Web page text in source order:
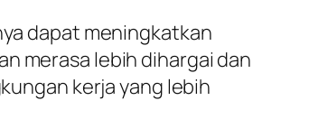
dapat meningkatkan
merasa lebih dihargai dan
kerja yang lebih